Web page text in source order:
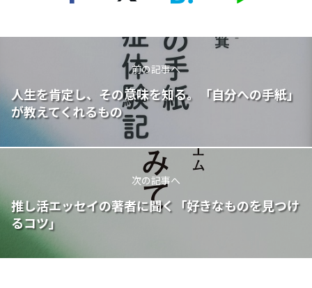
前の記事へ
人生を肯定し、その意味を知る。「自分への手紙」
が教えてくれるもの
次の記事へ
推し活エッセイの著者に聞く「好きなものを見つけ
るコツ」